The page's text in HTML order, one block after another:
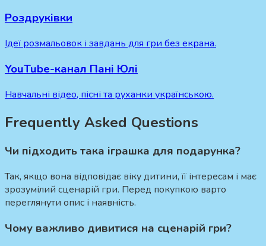
Роздруківки
Ідеї розмальовок і завдань для гри без екрана.
YouTube-канал Пані Юлі
Навчальні відео, пісні та руханки українською.
Frequently Asked Questions
Чи підходить така іграшка для подарунка?
Так, якщо вона відповідає віку дитини, її інтересам і має
зрозумілий сценарій гри. Перед покупкою варто
переглянути опис і наявність.
Чому важливо дивитися на сценарій гри?